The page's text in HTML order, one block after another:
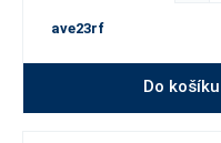
ave23rf
Do košíku